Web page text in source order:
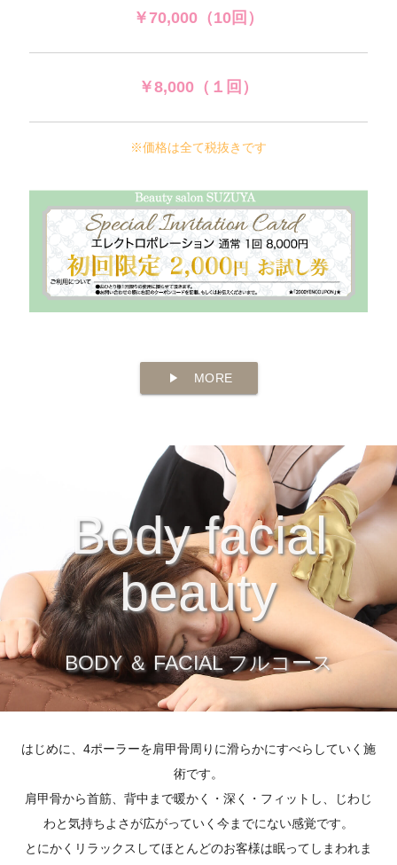
￥70,000（10回）
￥8,000（１回）
※価格は全て税抜きです
play_arrow MORE
Body facial
beauty
BODY ＆ FACIAL フルコース
はじめに、4ポーラーを肩甲骨周りに滑らかにすべらしていく施
術です。
肩甲骨から首筋、背中まで暖かく・深く・フィットし、じわじ
わと気持ちよさが広がっていく今までにない感覚です。
とにかくリラックスしてほとんどのお客様は眠ってしまわれま